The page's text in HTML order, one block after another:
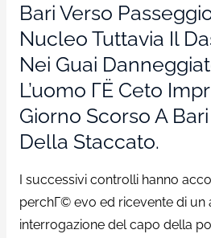
Bari Verso
Nucleo Tuttavia Il
Nei Guai
L’uomo ГЁ Ceto
Giorno Scorso A
Della Staccato.
I successivi controlli hanno
perchГ© evo ed ricevente di un
interrogazione del capo della